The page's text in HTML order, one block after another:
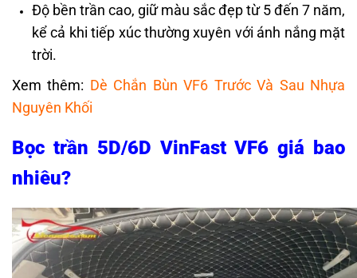
Độ bền trần cao, giữ màu sắc đẹp từ 5 đến 7 năm,
kể cả khi tiếp xúc thường xuyên với ánh nắng mặt
trời.
Xem thêm: Dè Chắn Bùn VF6 Trước Và Sau Nhựa
Nguyên Khối
Bọc trần 5D/6D VinFast VF6 giá bao
nhiêu?